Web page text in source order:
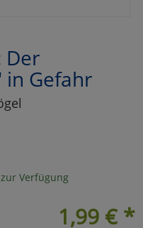
Der
in Gefahr
Verfügung
1,99 € *
zu Haupptseite